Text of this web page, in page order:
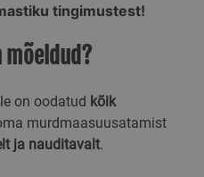
tingimustest!
mõeldud?
on oodatud kõik
murdmaasuusatamist
ja nauditavalt.